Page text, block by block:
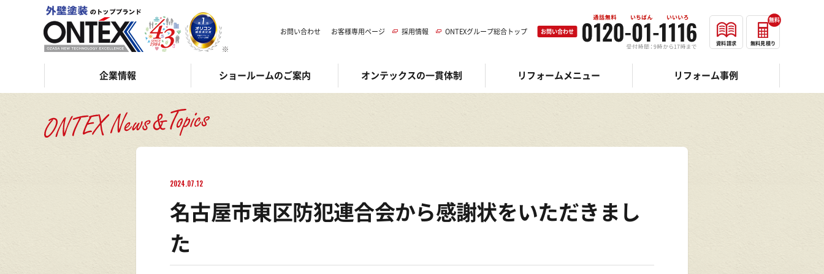
企業情報 ショールームのご案内 オンテックスの一貫体制 リフォームメニュー リフォーム事例
お問い合わせ お客様専用ページ 採用情報 ONTEXグループ総合トップ お問い合わせ
資料請求 無料見積り
無料
2024.07.12
名古屋市東区防犯連合会から感謝状をいただきまし
た